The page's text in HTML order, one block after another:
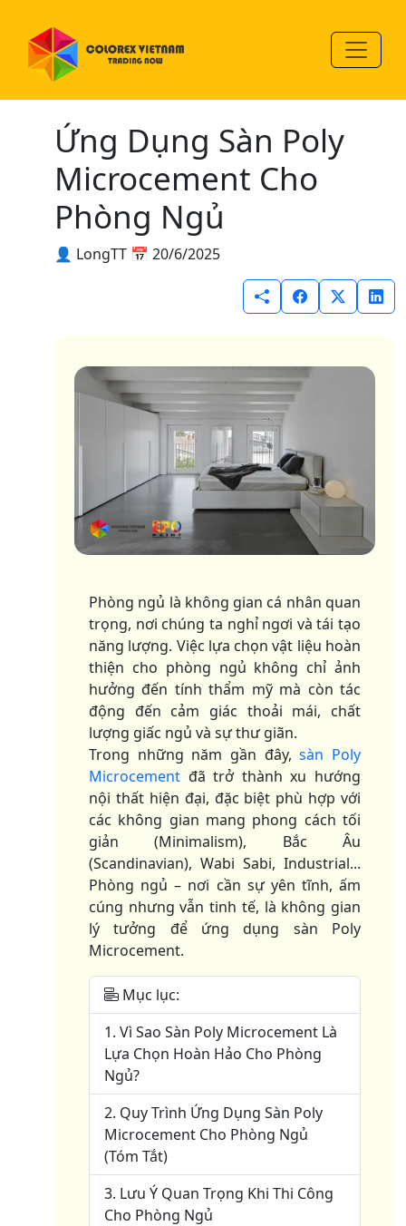
Ứng Dụng Sàn Poly
Microcement Cho
Phòng Ngủ
👤 LongTT 📅 20/6/2025
Phòng ngủ là không gian cá nhân quan
trọng, nơi chúng ta nghỉ ngơi và tái tạo
năng lượng. Việc lựa chọn vật liệu hoàn
thiện cho phòng ngủ không chỉ ảnh
hưởng đến tính thẩm mỹ mà còn tác
động đến cảm giác thoải mái, chất
lượng giấc ngủ và sự thư giãn.
Trong những năm gần đây, sàn Poly
Microcement đã trở thành xu hướng
nội thất hiện đại, đặc biệt phù hợp với
các không gian mang phong cách tối
giản (Minimalism), Bắc Âu
(Scandinavian), Wabi Sabi, Industrial...
Phòng ngủ – nơi cần sự yên tĩnh, ấm
cúng nhưng vẫn tinh tế, là không gian
lý tưởng để ứng dụng sàn Poly
Microcement.
Mục lục:
1. Vì Sao Sàn Poly Microcement Là
Lựa Chọn Hoàn Hảo Cho Phòng
Ngủ?
2. Quy Trình Ứng Dụng Sàn Poly
Microcement Cho Phòng Ngủ
(Tóm Tắt)
3. Lưu Ý Quan Trọng Khi Thi Công
Cho Phòng Ngủ